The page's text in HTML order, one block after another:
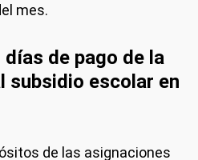
mes.
de pago de la
subsidio escolar en
de las asignaciones